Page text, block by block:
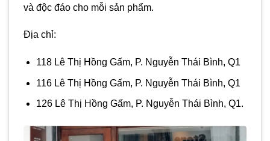
và độc đáo cho mỗi sản phẩm.
Địa chỉ:
118 Lê Thị Hồng Gấm, P. Nguyễn Thái Bình, Q1
116 Lê Thị Hồng Gấm, P. Nguyễn Thái Bình, Q1
126 Lê Thị Hồng Gấm, P. Nguyễn Thái Bình, Q1.